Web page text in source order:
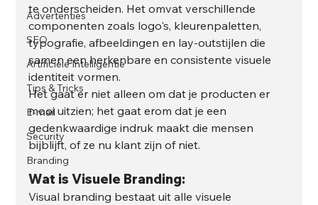
Advertenties
SEO
Artificiële Intelligentie
Tips & Tricks
E-mail
Security
Branding
te onderscheiden. Het omvat verschillende
componenten zoals logo's, kleurenpaletten,
typografie, afbeeldingen en lay-outstijlen die
samen een herkenbare en consistente visuele
identiteit vormen.
Het gaat er niet alleen om dat je producten er
mooi uitzien; het gaat erom dat je een
gedenkwaardige indruk maakt die mensen
bijblijft, of ze nu klant zijn of niet.
Wat is Visuele Branding:
Visual branding bestaat uit alle visuele